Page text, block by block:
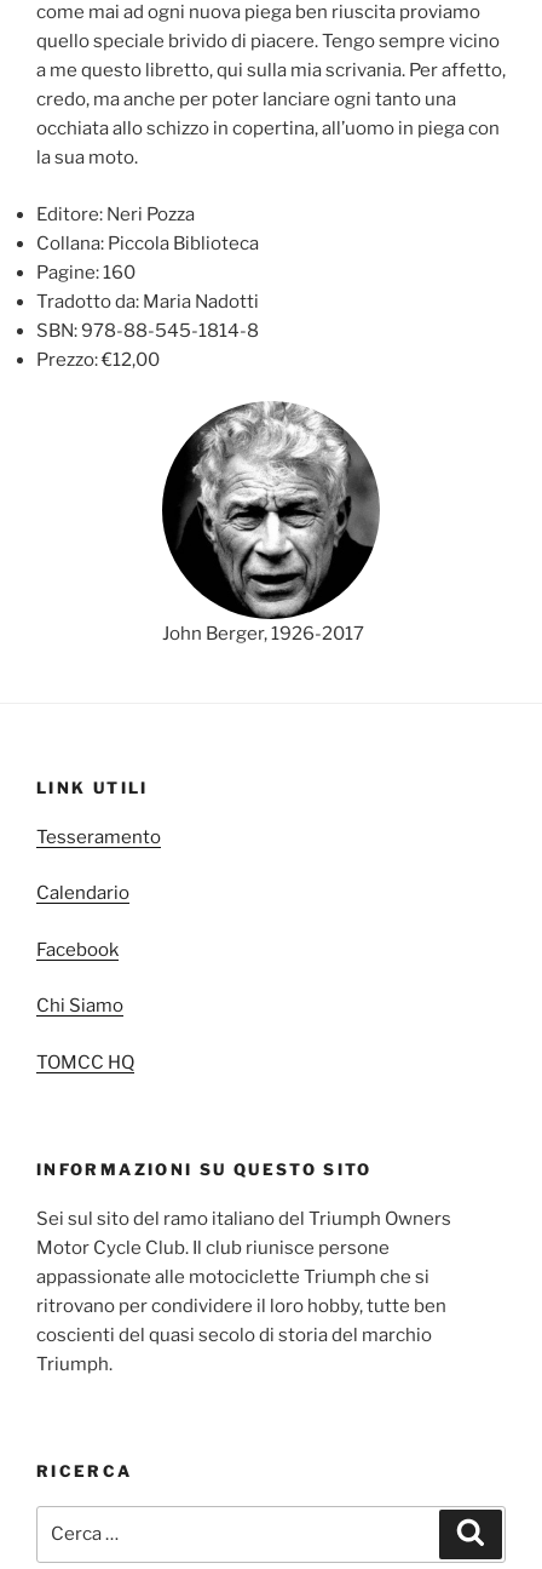
come mai ad ogni nuova piega ben riuscita proviamo
quello speciale brivido di piacere. Tengo sempre vicino
a me questo libretto, qui sulla mia scrivania. Per affetto,
credo, ma anche per poter lanciare ogni tanto una
occhiata allo schizzo in copertina, all’uomo in piega con
la sua moto.
Editore: Neri Pozza
Collana: Piccola Biblioteca
Pagine: 160
Tradotto da: Maria Nadotti
SBN: 978-88-545-1814-8
Prezzo: €12,00
John Berger, 1926-2017
LINK UTILI
Tesseramento
Calendario
Facebook
Chi Siamo
TOMCC HQ
INFORMAZIONI SU QUESTO SITO
Sei sul sito del ramo italiano del Triumph Owners
Motor Cycle Club. Il club riunisce persone
appassionate alle motociclette Triumph che si
ritrovano per condividere il loro hobby, tutte ben
coscienti del quasi secolo di storia del marchio
Triumph.
RICERCA